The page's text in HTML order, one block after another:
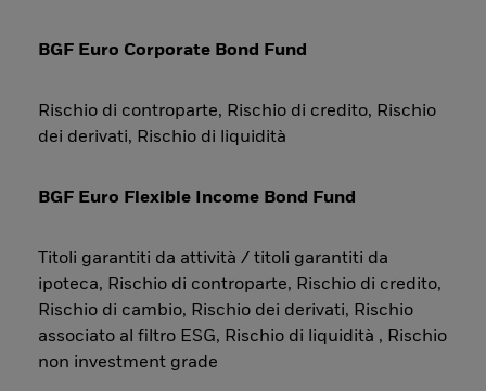
BGF Euro Corporate Bond Fund
Rischio di controparte, Rischio di credito, Rischio
dei derivati, Rischio di liquidità
BGF Euro Flexible Income Bond Fund
Titoli garantiti da attività / titoli garantiti da
ipoteca, Rischio di controparte, Rischio di credito,
Rischio di cambio, Rischio dei derivati, Rischio
associato al filtro ESG, Rischio di liquidità , Rischio
non investment grade